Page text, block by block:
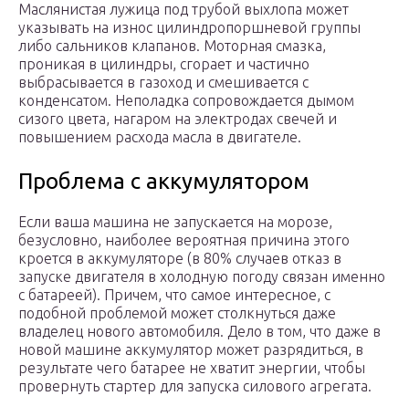
Маслянистая лужица под трубой выхлопа может
указывать на износ цилиндропоршневой группы
либо сальников клапанов. Моторная смазка,
проникая в цилиндры, сгорает и частично
выбрасывается в газоход и смешивается с
конденсатом. Неполадка сопровождается дымом
сизого цвета, нагаром на электродах свечей и
повышением расхода масла в двигателе.
Проблема с аккумулятором
Если ваша машина не запускается на морозе,
безусловно, наиболее вероятная причина этого
кроется в аккумуляторе (в 80% случаев отказ в
запуске двигателя в холодную погоду связан именно
с батареей). Причем, что самое интересное, с
подобной проблемой может столкнуться даже
владелец нового автомобиля. Дело в том, что даже в
новой машине аккумулятор может разрядиться, в
результате чего батарее не хватит энергии, чтобы
провернуть стартер для запуска силового агрегата.